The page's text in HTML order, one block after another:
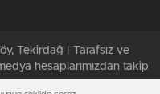
Tekirdağ | Tarafsız ve
hesaplarımızdan takip